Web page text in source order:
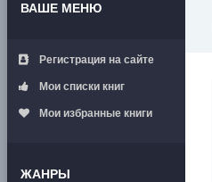
ВАШЕ МЕНЮ
Регистрация на сайте
Мои списки книг
Мои избранные книги
ЖАНРЫ